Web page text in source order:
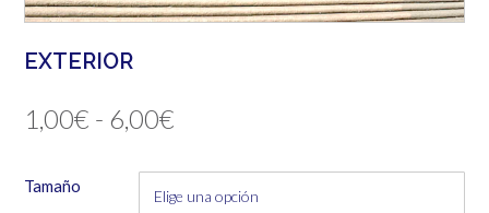
EXTERIOR
1,00€ - 6,00€
precios:
Tamaño